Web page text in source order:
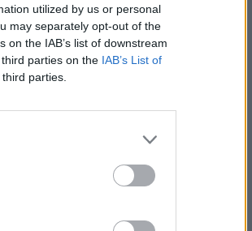
utilized by us or personal
may separately opt-out of the
the IAB’s list of downstream
parties on the IAB’s List of
parties.